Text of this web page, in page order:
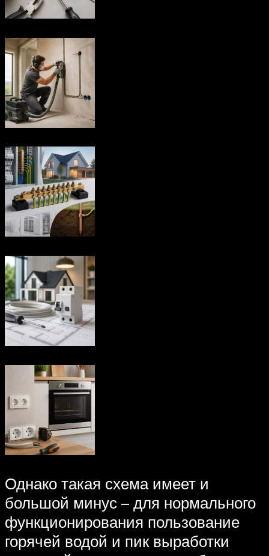
Однако такая схема имеет и
большой минус – для нормального
функционирования пользование
горячей водой и пик выработки